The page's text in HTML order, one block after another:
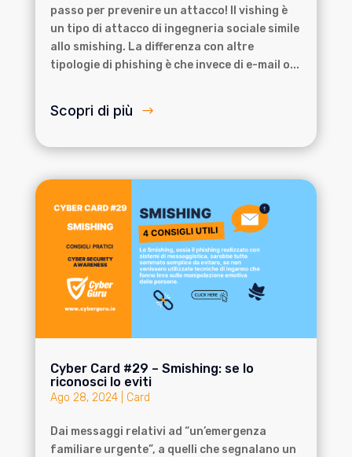
passo per prevenire un attacco! Il vishing è
un tipo di attacco di ingegneria sociale simile
allo smishing. La differenza con altre
tipologie di phishing è che invece di e-mail o...
Scopri di più
Cyber Card #29 – Smishing: se lo
riconosci lo eviti
Ago 28, 2024| Card
Dai messaggi relativi ad “un’emergenza
familiare urgente”, a quelli che segnalano un